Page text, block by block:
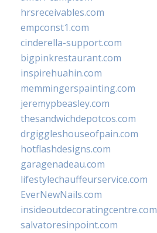
hrsreceivables.com
empconst1.com
cinderella-support.com
bigpinkrestaurant.com
inspirehuahin.com
memmingerspainting.com
jeremypbeasley.com
thesandwichdepotcos.com
drgiggleshouseofpain.com
hotflashdesigns.com
garagenadeau.com
lifestylechauffeurservice.com
EverNewNails.com
insideoutdecoratingcentre.com
salvatoresinpoint.com